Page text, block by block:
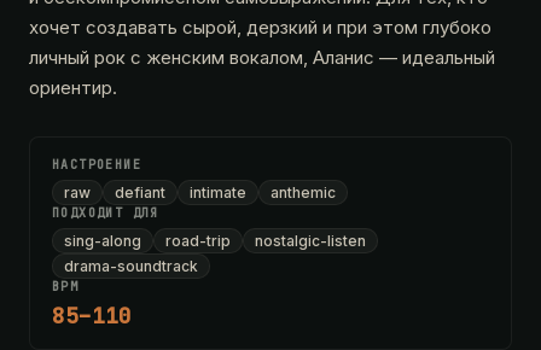
хочет создавать сырой, дерзкий и при этом глубоко
личный рок с женским вокалом, Аланис — идеальный
ориентир.
НАСТРОЕНИЕ
raw defiant intimate anthemic
ПОДХОДИТ ДЛЯ
sing-along road-trip
nostalgic-listen
drama-soundtrack
BPM
85–110